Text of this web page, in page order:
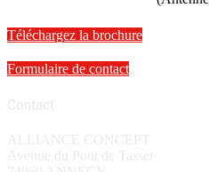
Téléchargez la brochure
Formulaire de contact